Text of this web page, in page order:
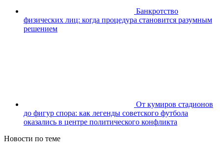
Банкротство
физических лиц: когда процедура становится разумным
решением
От кумиров стадионов
до фигур спора: как легенды советского футбола
оказались в центре политического конфликта
Новости по теме